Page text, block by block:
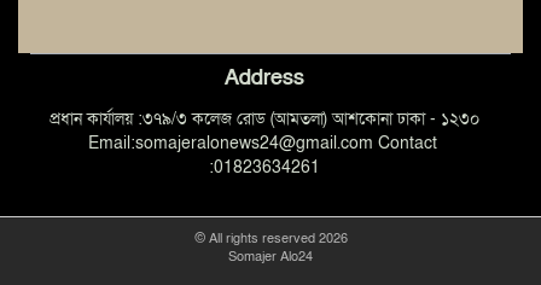
Address
প্রধান কার্যালয় :৩৭৯/৩ কলেজ রোড (আমতলা) আশকোনা ঢাকা - ১২৩০
Email:somajeralonews24@gmail.com Contact
:01823634261
© All rights reserved 2026
Somajer Alo24